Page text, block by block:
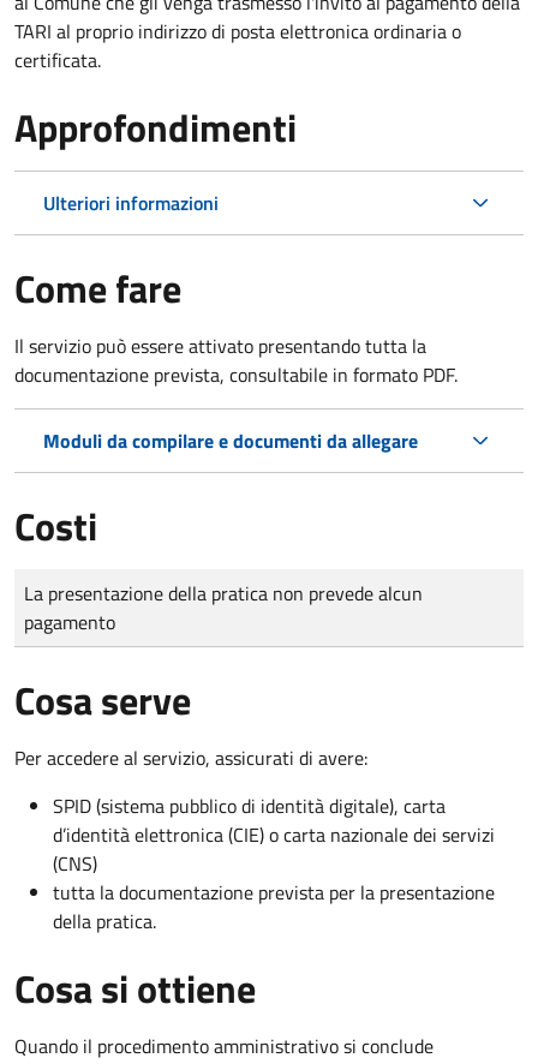
TARI al proprio indirizzo di posta elettronica ordinaria o
certificata.
Approfondimenti
Ulteriori informazioni
Come fare
Il servizio può essere attivato presentando tutta la
documentazione prevista, consultabile in formato PDF.
Moduli da compilare e documenti da allegare
Costi
Tipo di pagamento
Importo
La presentazione della pratica non prevede alcun
pagamento
Cosa serve
Per accedere al servizio, assicurati di avere:
SPID (sistema pubblico di identità digitale), carta
d’identità elettronica (CIE) o carta nazionale dei servizi
(CNS)
tutta la documentazione prevista per la presentazione
della pratica.
Cosa si ottiene
Quando il procedimento amministrativo si conclude